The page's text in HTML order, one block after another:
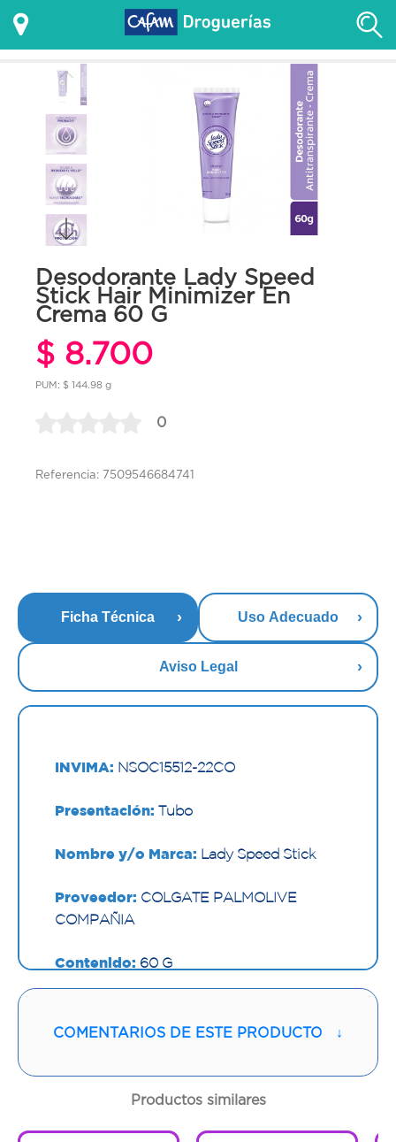
Desodorante Lady Speed
Stick Hair Minimizer En
Crema 60 G
$ 8.700
PUM: $ 144.98 g
0
Referencia: 7509546684741
Ficha Técnica Uso Adecuado
Aviso Legal
INVIMA: NSOC15512-22CO
Presentación: Tubo
Nombre y/o Marca: Lady Speed Stick
Proveedor: COLGATE PALMOLIVE
COMPAÑIA
Contenido: 60 G
COMENTARIOS DE ESTE PRODUCTO ↓
Productos similares